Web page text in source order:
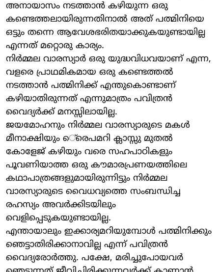
അനായാസം നടത്താന്‍ കഴിയുന്ന ഒരു
കണ്ടെത്തലായിരുന്നതിനാല്‍ അത് പത്മിനിയെ
ഒട്ടും തന്നെ ആവേശഭരിതയാക്കുകയുണ്ടായില്ല
എന്നത് മറ്റൊരു കാര്യം.
നിര്‍മ്മല വാരസ്യാര്‍ ഒരു യുദ്ധവിധവയാണ് എന്ന,
വളരെ പ്രാഥമികമായ ഒരു കണ്ടെത്തല്‍
നടത്താന്‍ പത്മിനിക്ക് എന്തുകൊണ്ടാണ്
കഴിയാതിരുന്നത് എന്നുമാത്രം പവിത്രന്‍
വൈദ്യര്‍ക്ക് മനസ്സിലായില്ല.
ജയമോഹനും നിര്‍മ്മല വാരസ്യാരുടെ മകള്‍
മീനാക്ഷിയും െ്രെപമറി ക്ലാസ്സു മുതല്‍
കോളേജ് കഴിയും വരെ സഹപാഠികളും
പൂവണിയാത്ത ഒരു കൗമാരപ്രണയത്തിലെ
കഥാപാത്രങ്ങളുമായിരുന്നിട്ടും നിര്‍മ്മല
വാരസ്യാരുടെ വൈധവ്യത്തെ സംബന്ധിച്ച
രഹസ്യം അവര്‍ക്കിടയിലും
വെളിപ്പെടുകയുണ്ടായില്ല.
എന്തായാലും ഇക്കാര്യമറിയുമ്പോള്‍ പത്മിനിക്കും
ഞെട്ടാതിരിക്കാനാവില്ല എന്ന് പവിത്രന്‍
വൈദ്യരോര്‍ത്തു. പക്ഷേ, മരിച്ചുപോയവര്‍